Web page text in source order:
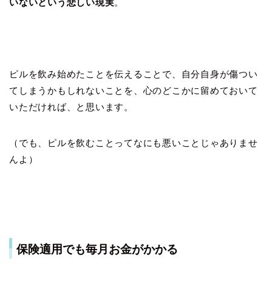
ピルを飲み始めたことを伝えることで、自分自身が傷つい
てしまうかもしれないことを、心のどこかに留めておいて
いただければ、と思います。
（でも、ピルを飲むことってなにも悪いことじゃありませ
んよ）
保険適用でも毎月お金がかかる